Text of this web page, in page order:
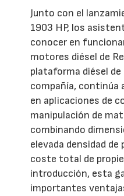
Junto con el
1903 HP, los
conocer en
motores diésel de
plataforma diésel
compañía, continúa
en aplicaciones de
manipulación de
combinando
elevada densidad
coste total de
introducción, esta
importantes